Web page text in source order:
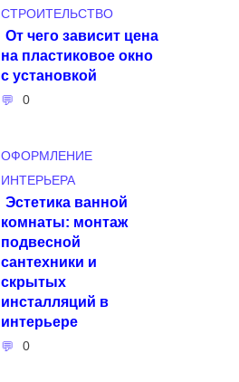
СТРОИТЕЛЬСТВО
От чего зависит цена
на пластиковое окно
с установкой
0
ОФОРМЛЕНИЕ
ИНТЕРЬЕРА
Эстетика ванной
комнаты: монтаж
подвесной
сантехники и
скрытых
инсталляций в
интерьере
0